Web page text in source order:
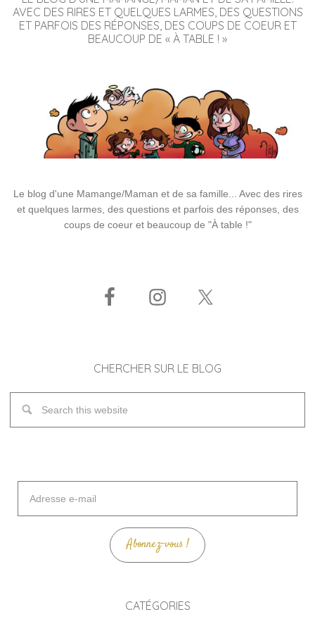
AVEC DES RIRES ET QUELQUES LARMES, DES QUESTIONS
ET PARFOIS DES RÉPONSES, DES COUPS DE COEUR ET
BEAUCOUP DE « À TABLE ! »
Le blog d'une Mamange/Maman et de sa famille... Avec des rires
et quelques larmes, des questions et parfois des réponses, des
coups de coeur et beaucoup de "À table !"
CHERCHER SUR LE BLOG
mail
Abonnez-vous !
CATÉGORIES